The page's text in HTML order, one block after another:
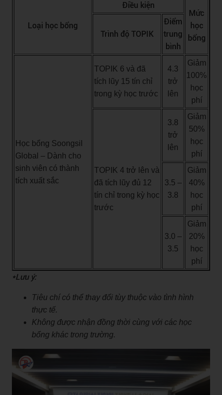
Loại học bổng
Điều kiện
Mức
học
bổng
Trình độ TOPIK
Điểm
trung
bình
Học bổng Soongsil
Global – Dành cho
sinh viên có thành
tích xuất sắc
TOPIK 6 và đã
tích lũy 15 tín chỉ
trong kỳ học trước
4.3
trở
lên
Giảm
100%
học
phí
TOPIK 4 trở lên và
đã tích lũy đủ 12
tín chỉ trong kỳ học
trước
3.8
trở
lên
Giảm
50%
học
phí
3.5 –
3.8
Giảm
40%
học
phí
3.0 –
3.5
Giảm
20%
học
phí
*Lưu ý:
Tiêu chí có thể thay đổi tùy thuộc vào tình hình
thực tế.
Không được nhận đồng thời cùng với các học
bổng khác trong trường.